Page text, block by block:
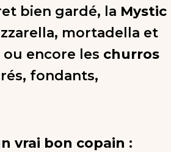
bien gardé, la Mystic
mortadella et
encore les churros
fondants,
vrai bon copain :